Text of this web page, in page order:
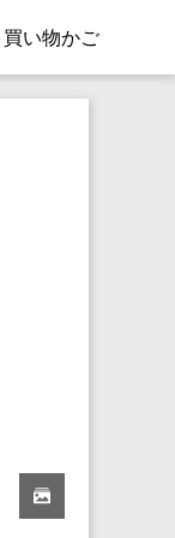
買い物かご